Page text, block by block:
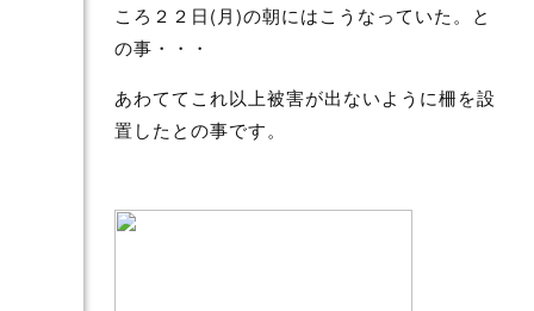
ころ２２日(月)の朝にはこうなっていた。と
の事・・・
あわててこれ以上被害が出ないように柵を設
置したとの事です。